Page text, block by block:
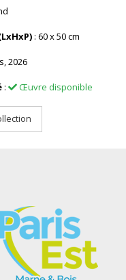
: 60 x 50 cm
2026
: Œuvre disponible